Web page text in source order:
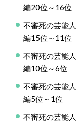
編20位～16位
不審死の芸能
編15位～11位
不審死の芸能
編10位～6位
不審死の芸能
編5位～1位
不審死の芸能